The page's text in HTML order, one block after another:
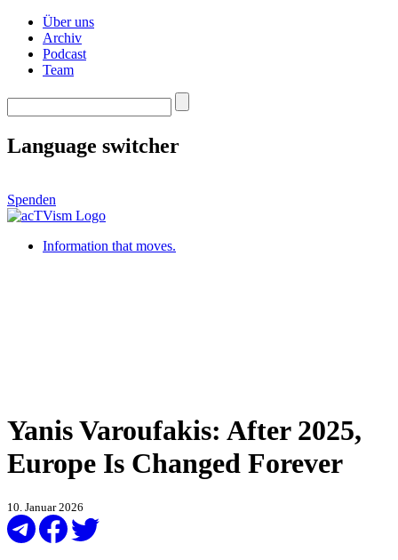
Über uns
Archiv
Podcast
Team
Language switcher
Spenden
Information that moves.
Yanis Varoufakis: After 2025,
Europe Is Changed Forever
10. Januar 2026